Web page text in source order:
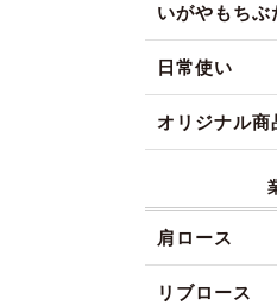
いがやもちぶ
日常使い
オリジナル商
肩ロース
リブロース